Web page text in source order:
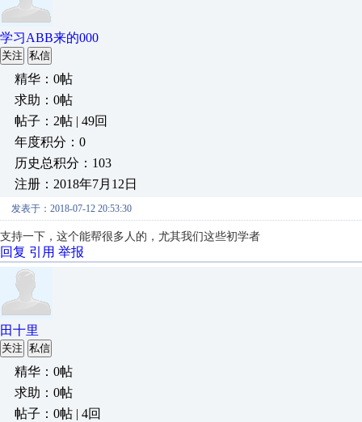
学习ABB来的000
关注 私信
精华：0帖
求助：0帖
帖子：2帖 | 49回
年度积分：0
历史总积分：103
注册：2018年7月12日
发表于：2018-07-12 20:53:30
支持一下，这个能帮很多人的，尤其我们这些初学者
回复 引用 举报
田十里
关注 私信
精华：0帖
求助：0帖
帖子：0帖 | 4回